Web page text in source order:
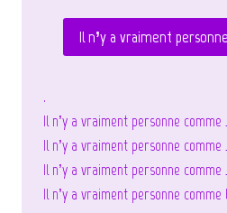
Il n’y a vraiment
.
Il n’y a vraiment personne comme
Il n’y a vraiment personne comme
Il n’y a vraiment personne comme
Il n’y a vraiment personne comme